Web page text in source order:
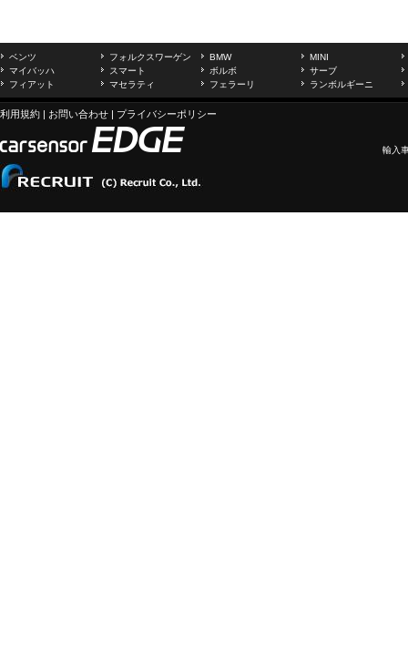
ベンツ フォルクスワーゲン BMW
MINI
マイバッハ
スマート ボルボ
サーブ
フィアット
マセラティ フェラーリ ランボルギーニ
利用規約 | お問い合わせ | プライバシーポリシー
輸入